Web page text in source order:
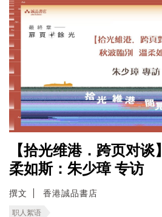
【拾光维港．跨页对谈
柔如斯：朱少璋 专访
撰文 香港誠品書店
职人絮语